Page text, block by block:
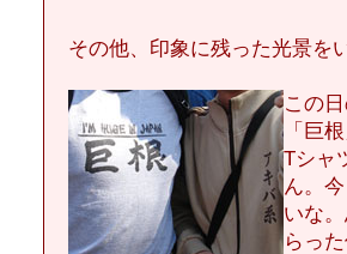
その他、印象に残った光景を
この
「巨
Tシャ
ん。
いな
らっ